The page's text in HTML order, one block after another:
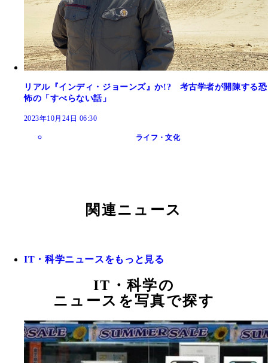
リアル『インディ・ジョーンズ』か!? 考古学者が開陳する恐
怖の「すべらない話」
2023年10月24日 06:30
ライフ・文化
関連ニュース
IT・科学ニュースをもっと見る
IT・科学の
ニュースを写真で探す